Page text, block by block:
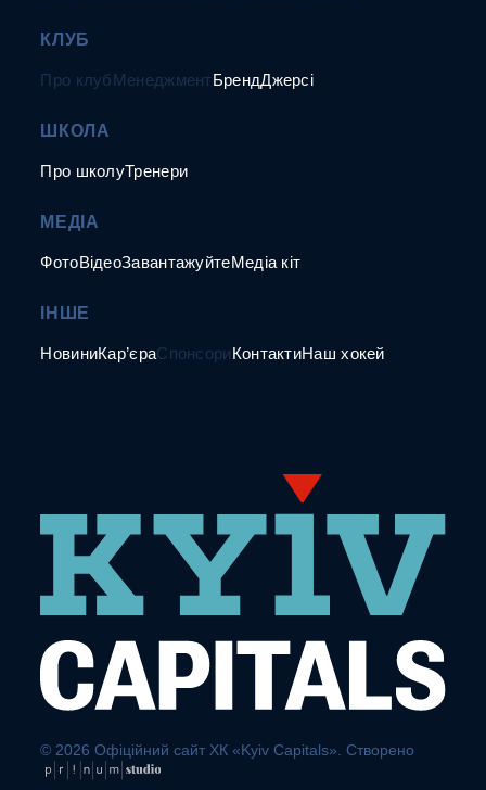
КЛУБ
Про клубМенеджментБрендДжерсі
ШКОЛА
Про школуТренери
МЕДІА
ФотоВідеоЗавантажуйтеМедіа кіт
ІНШЕ
НовиниКар’єраСпонсориКонтактиНаш хокей
© 2026 Офіційний сайт ХК «Kyiv Capitals». Створено